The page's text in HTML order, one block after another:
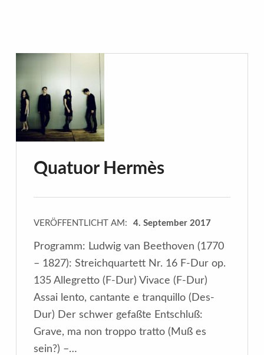
Quatuor Hermès
VERÖFFENTLICHT AM: 4. September 2017
Programm: Ludwig van Beethoven (1770
– 1827): Streichquartett Nr. 16 F-Dur op.
135 Allegretto (F-Dur) Vivace (F-Dur)
Assai lento, cantante e tranquillo (Des-
Dur) Der schwer gefaßte Entschluß:
Grave, ma non troppo tratto (Muß es
sein?) –…